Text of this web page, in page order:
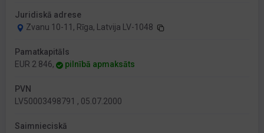
Juridiskā adrese
Zvanu 10-11, Rīga, Latvija LV-1048
Pamatkapitāls
EUR 2 846,
pilnībā apmaksāts
PVN
LV50003498791 , 05.07.2000
Saimnieciskā